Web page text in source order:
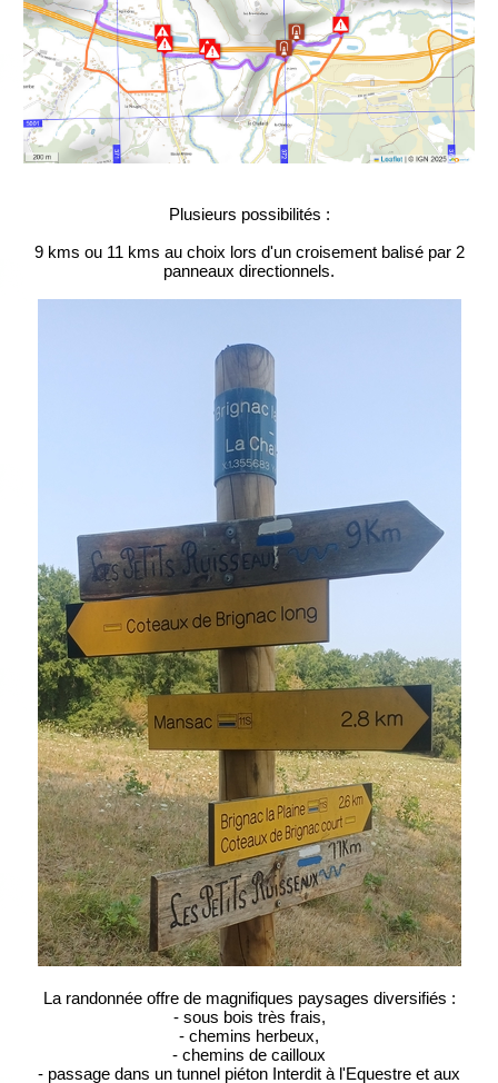
Plusieurs possibilités :
9 kms ou 11 kms au choix lors d'un croisement balisé par 2
panneaux directionnels.
La randonnée offre de magnifiques paysages diversifiés :
- sous bois très frais,
- chemins herbeux,
- chemins de cailloux
- passage dans un tunnel piéton Interdit à l'Equestre et aux